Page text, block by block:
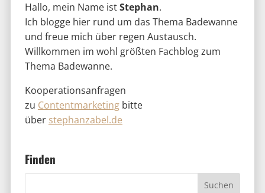
Hallo, mein Name istStephan.
Ich blogge hier rund um das Thema Badewanne
und freue mich über regen Austausch.
Willkommen im wohl größten Fachblog zum
Thema Badewanne.
Kooperationsanfragen
zu Contentmarketingbitte
über stephanzabel.de
Finden